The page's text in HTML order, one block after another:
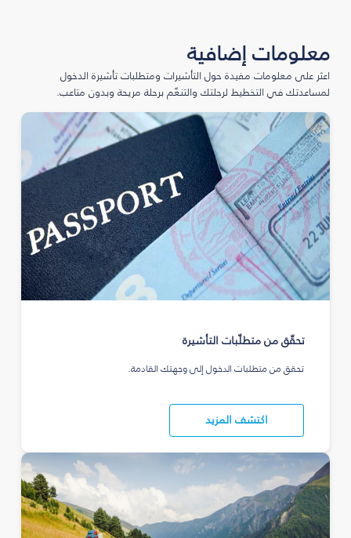
معلومات إضافية
اعثر على معلومات مفيدة حول التأشيرات ومتطلبات تأشيرة الدخول
لمساعدتك في التخطيط لرحلتك والتنعّم برحلة مريحة وبدون متاعب.
تحقّق من متطلّبات التأشيرة
تحقق من متطلبات الدخول إلى وجهتك القادمة.
اكتشف المزيد